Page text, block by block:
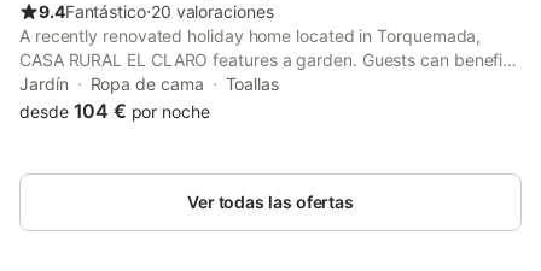
9.4Fantástico⋅20 valoraciones
A recently renovated holiday home located in Torquemada,
CASA RURAL EL CLARO features a garden. Guests can benefit
from a balcony and an outdoor fireplace. The property is non-
smoking and is situated 22 km from Palencia Cathedral.
Jardín Ropa de cama
Toallas
desde 104 € por noche
Ver todas las ofertas